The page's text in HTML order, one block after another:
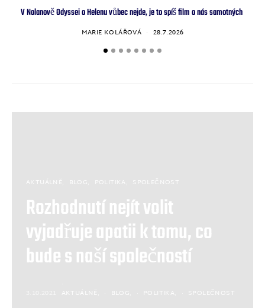
V Nolanově Odyssei o Helenu vůbec nejde, je to spíš film o nás samotných
MARIE KOLÁŘOVÁ 28.7.2026
AKTUÁLNĚ BLOG POLITIKA SPOLEČNOST
Rozhodnutí nejít volit
vyjadřuje apatii k tomu, co
bude s naší společností
AKTUÁLNĚ BLOG POLITIKA SPOLEČNOST